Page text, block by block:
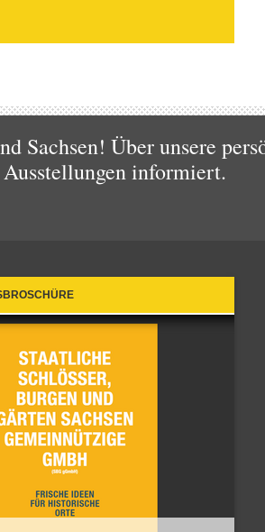
Sachsen! Über unsere
informiert.